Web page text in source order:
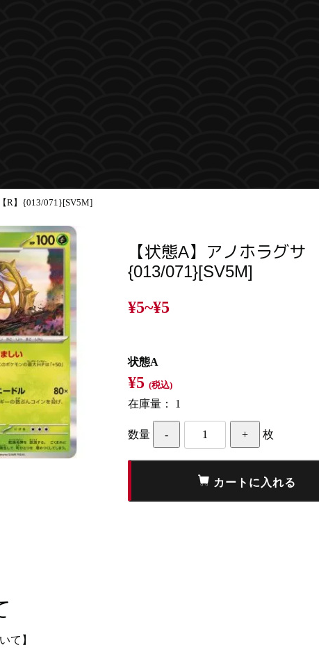
R】{013/071}[SV5M]
【状態A】アノホラグサ
{013/071}[SV5M]
¥5~¥5
状態A
¥5(税込)
在庫量： 1
数量 枚
て】